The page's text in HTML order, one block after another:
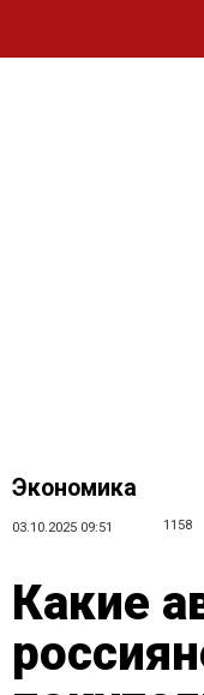
Экономика
03.10.2025 09:51 1158
Какие